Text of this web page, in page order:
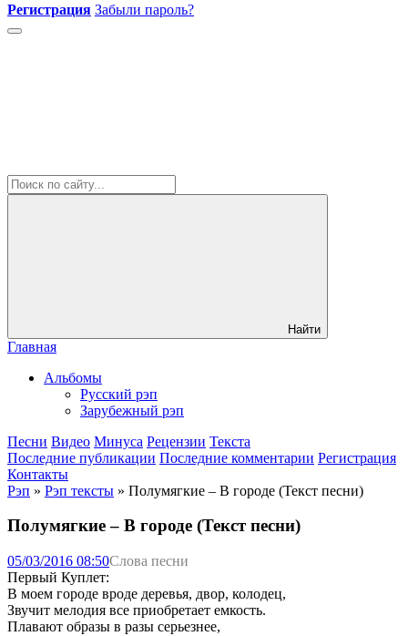
Регистрация Забыли пароль?
Найти
Главная
Альбомы
Русский рэп
Зарубежный рэп
Песни Видео Минуса Рецензии Текста
Последние публикации Последние комментарии Регистрация
Контакты
Рэп » Рэп тексты » Полумягкие – В городе (Текст песни)
Полумягкие – В городе (Текст песни)
05/03/2016 08:50Слова песни
Первый Куплет:
В моем городе вроде деревья, двор, колодец,
Звучит мелодия все приобретает емкость.
Плавают образы в разы серьезнее,